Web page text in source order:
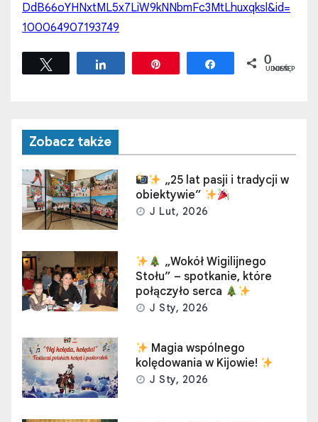
DdB66oYHNxtML5x7LiW9kNNbmFc3MtLhuxqksl&id=
100064907193749
Udostępnij Udostępnij
0
UDOSTĘPNIEŃ
Zobacz także
„25 lat pasji i tradycji w
obiektywie”
J Lut, 2026
„Wokół Wigilijnego
Stołu” – spotkanie, które
połączyło serca
J Sty, 2026
Magia wspólnego
kolędowania w Kijowie!
J Sty, 2026